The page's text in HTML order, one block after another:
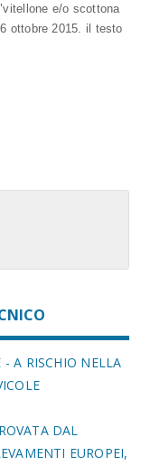
e/o scottona
ottobre 2015. il testo
A RISCHIO NELLA
DAL
EUROPEI,